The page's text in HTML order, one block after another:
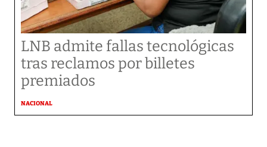
LNB admite fallas tecnológicas
tras reclamos por billetes
premiados
NACIONAL